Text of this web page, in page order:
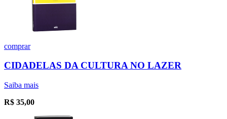
comprar
CIDADELAS DA CULTURA NO LAZER
Saiba mais
R$ 35,00